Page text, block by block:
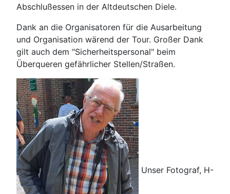
Abschlußessen in der Altdeutschen Diele.
Dank an die Organisatoren für die Ausarbeitung
und Organisation wärend der Tour. Großer Dank
gilt auch dem "Sicherheitspersonal" beim
Überqueren gefährlicher Stellen/Straßen.
Unser Fotograf, H-